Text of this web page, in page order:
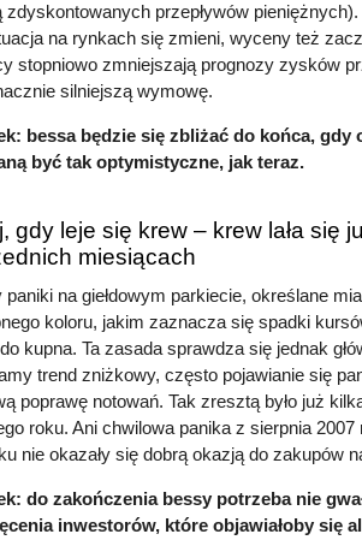
zdyskontowanych przepływów
na rynkach się zmieni, wyceny też
stopniowo zmniejszają prognozy zysków
silniejszą wymowę.
bessa będzie się zbliżać do końca, gdy
być tak optymistyczne, jak teraz.
gdy leje się krew – krew lała się
miesiącach
na giełdowym parkiecie, określane
koloru, jakim zaznacza się spadki
kupna. Ta zasada sprawdza się jednak
trend zniżkowy, często pojawianie się
poprawę notowań. Tak zresztą było już
roku. Ani chwilowa panika z sierpnia
nie okazały się dobrą okazją do zakupów
do zakończenia bessy potrzeba nie
inwestorów, które objawiałoby się